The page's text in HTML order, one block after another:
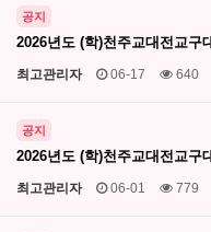
공지
2026년도 (학)천주교대전교
최고관리자 06-17 640
공지
2026년도 (학)천주교대전교
최고관리자 06-01 779